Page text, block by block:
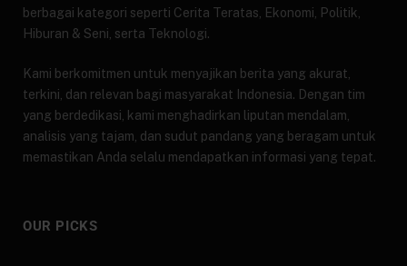
berbagai kategori seperti Cerita Teratas, Ekonomi, Politik,
Hiburan & Seni, serta Teknologi.
Kami berkomitmen untuk menyajikan berita yang akurat,
terkini, dan relevan bagi masyarakat Indonesia. Dengan tim
yang berdedikasi, kami menghadirkan liputan mendalam,
analisis yang tajam, dan sudut pandang yang beragam untuk
memastikan Anda selalu mendapatkan informasi yang tepat.
OUR PICKS